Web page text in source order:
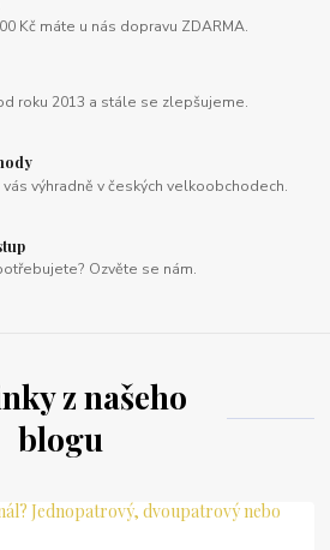
Kč máte u nás dopravu ZDARMA.
roku 2013 a stále se zlepšujeme.
výhradně v českých velkoobchodech.
Ozvěte se nám.
z našeho
blogu